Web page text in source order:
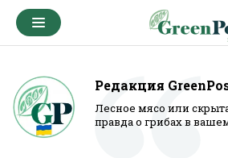
Редакция
Лесное мясо или
правда о грибах в